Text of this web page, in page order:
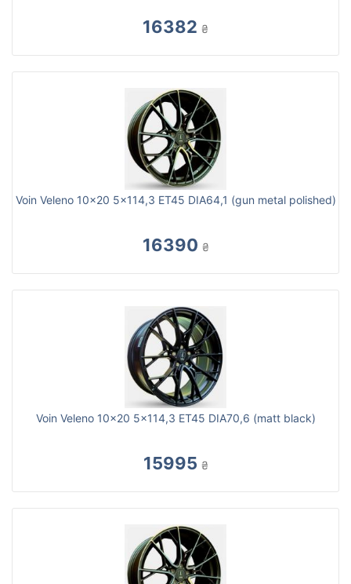
16382 ₴
Voin Veleno 10x20 5x114,3 ET45 DIA64,1 (gun metal polished)
16390 ₴
Voin Veleno 10x20 5x114,3 ET45 DIA70,6 (matt black)
15995 ₴